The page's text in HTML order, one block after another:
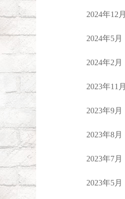
2024年12月
2024年5月
2024年2月
2023年11月
2023年9月
2023年8月
2023年7月
2023年5月